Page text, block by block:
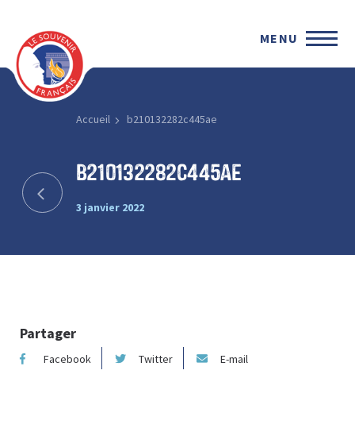
MENU
Accueil b210132282c445ae
b210132282c445ae
3 janvier 2022
Partager
Facebook Twitter E-mail